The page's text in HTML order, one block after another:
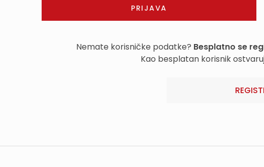
Nemate korisničke podatke? Besplatno se
Kao besplatan korisnik